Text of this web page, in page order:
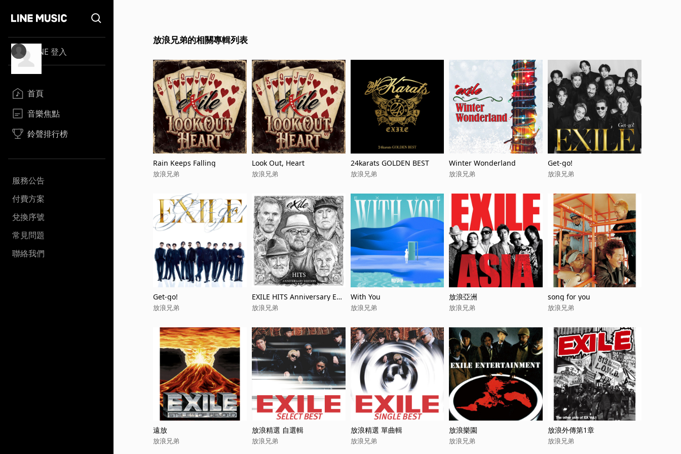
LINE 登入
首頁
音樂焦點
鈴聲排行榜
服務公告
付費方案
兌換序號
常見問題
聯絡我們
放浪兄弟的相關專輯列表
Rain Keeps Falling
放浪兄弟
Look Out, Heart
放浪兄弟
24karats GOLDEN BEST
放浪兄弟
Winter Wonderland
放浪兄弟
Get-go!
放浪兄弟
Get-go!
放浪兄弟
EXILE HITS Anniversary Edi
tion
放浪兄弟
With You
放浪兄弟
放浪亞洲
放浪兄弟
song for you
放浪兄弟
遠放
放浪兄弟
放浪精選 自選輯
放浪兄弟
放浪精選 單曲輯
放浪兄弟
放浪樂園
放浪兄弟
放浪外傳第1章
放浪兄弟